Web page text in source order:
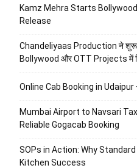
Kamz Mehra Starts
Release
Chandeliyaas Production ने शुरू
Bollywood और OTT Projects में
Online Cab Booking in
Mumbai Airport to Navsari
Reliable Gogacab Booking
SOPs in Action: Why
Kitchen Success